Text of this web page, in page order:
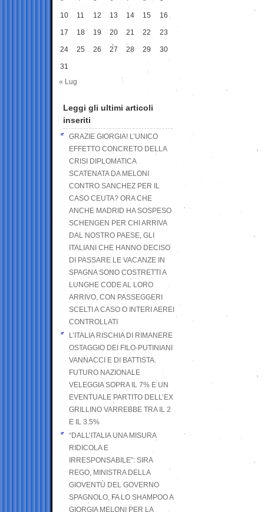
10 11 12 13 14 15 16
17 18 19 20 21 22 23
24 25 26 27 28 29 30
31
« Lug
Leggi gli ultimi articoli
inseriti
GRAZIE GIORGIA! L’UNICO
EFFETTO CONCRETO DELLA
CRISI DIPLOMATICA
SCATENATA DA MELONI
CONTRO SANCHEZ PER IL
CASO CEUTA? ORA CHE
ANCHE MADRID HA SOSPESO
SCHENGEN PER CHI ARRIVA
DAL NOSTRO PAESE, GLI
ITALIANI CHE HANNO DECISO
DI PASSARE LE VACANZE IN
SPAGNA SONO COSTRETTI A
LUNGHE CODE AL LORO
ARRIVO, CON PASSEGGERI
SCELTI A CASO O INTERI AEREI
CONTROLLATI
L’ITALIA RISCHIA DI RIMANERE
OSTAGGIO DEI FILO-PUTINIANI
VANNACCI E DI BATTISTA.
FUTURO NAZIONALE
VELEGGIA SOPRA IL 7% E UN
EVENTUALE PARTITO DELL’EX
GRILLINO VARREBBE TRA IL 2
E IL 3.5%
“DALL’ITALIA UNA MISURA
RIDICOLA E
IRRESPONSABILE”: SIRA
REGO, MINISTRA DELLA
GIOVENTÙ DEL GOVERNO
SPAGNOLO, FA LO SHAMPOO A
GIORGIA MELONI PER LA